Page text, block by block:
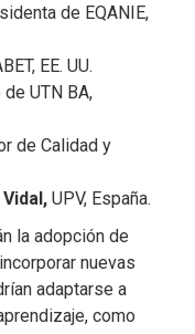
de EQANIE,
EE. UU.
de UTN BA,
de Calidad y
UPV, España.
la adopción de
nuevas
adaptarse a
como